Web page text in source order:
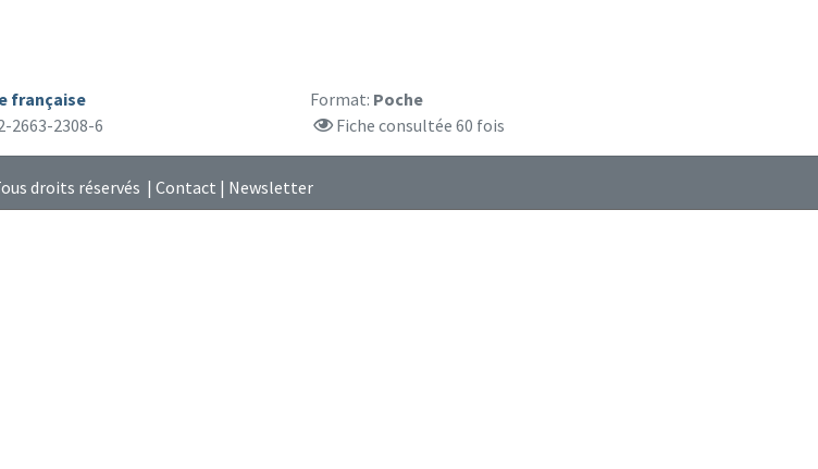
française Format: Poche
2663-2308-6 Fiche consultée 60 fois
droits réservés | Contact | Newsletter